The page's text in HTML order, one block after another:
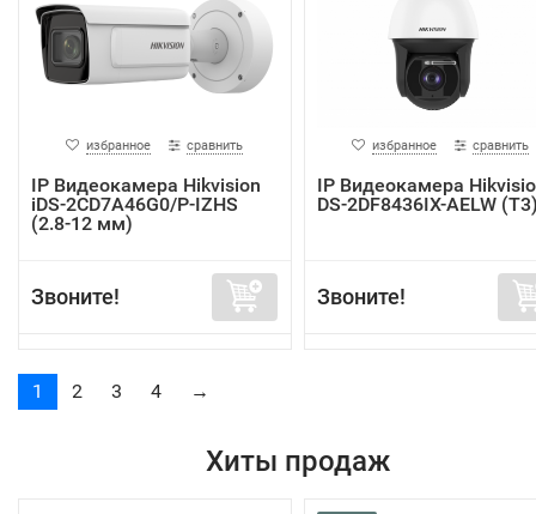
избранное сравнить
IP Видеокамера Hikvision
iDS-2CD7A46G0/P-IZHS
(2.8-12 мм)
Звоните!
избранное сравнить
IP Видеокамера
DS-2DF8436IX-AELW
Звоните!
1 2 3 4 →
Хиты продаж